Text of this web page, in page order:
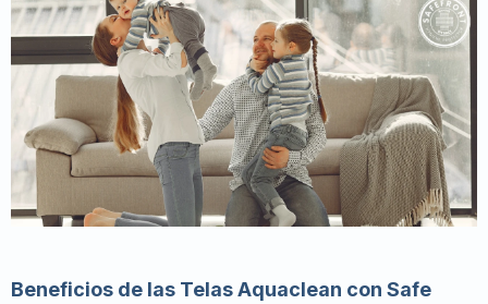
Beneficios de las Telas Aquaclean con Safe